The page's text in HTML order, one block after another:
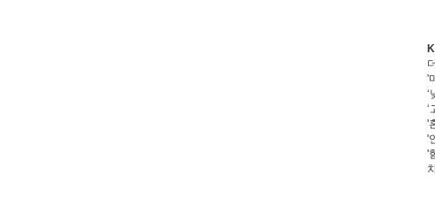
'
‘
‘
'
'
'